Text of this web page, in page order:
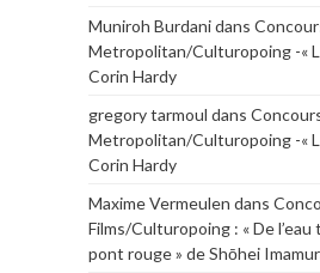
Muniroh Burdanidans
Metropolitan/Culturopoing -«
Corin Hardy
gregory tarmoul dans
Metropolitan/Culturopoing -«
Corin Hardy
Maxime Vermeulen dans
Films/Culturopoing : « De
pont rouge » de Shōhei